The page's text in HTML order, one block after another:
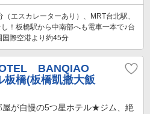
エスカレーターあり）、MRT台北駅、
！板橋駅から中南部へも電車一本で♪台
際空港より約45分
BANQIAO
板橋(板橋凱撒大飯
屋が自慢の5つ星ホテル★ジム、絶